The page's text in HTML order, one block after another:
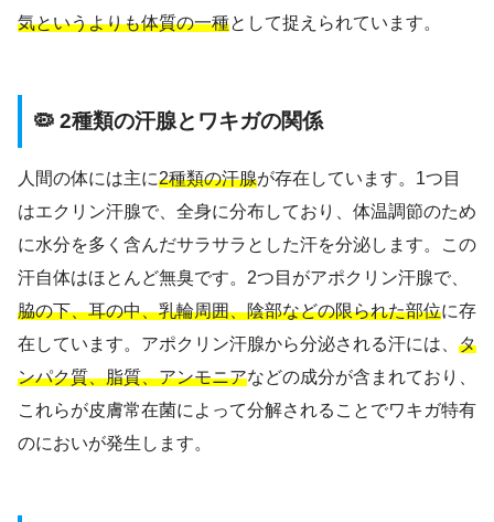
気というよりも体質の一種として捉えられています。
🦠 2種類の汗腺とワキガの関係
人間の体には主に2種類の汗腺が存在しています。1つ目
はエクリン汗腺で、全身に分布しており、体温調節のため
に水分を多く含んだサラサラとした汗を分泌します。この
汗自体はほとんど無臭です。2つ目がアポクリン汗腺で、
脇の下、耳の中、乳輪周囲、陰部などの限られた部位に存
在しています。アポクリン汗腺から分泌される汗には、 タ
ンパク質、脂質、アンモニアなどの成分が含まれており、
これらが皮膚常在菌によって分解されることでワキガ特有
のにおいが発生します。